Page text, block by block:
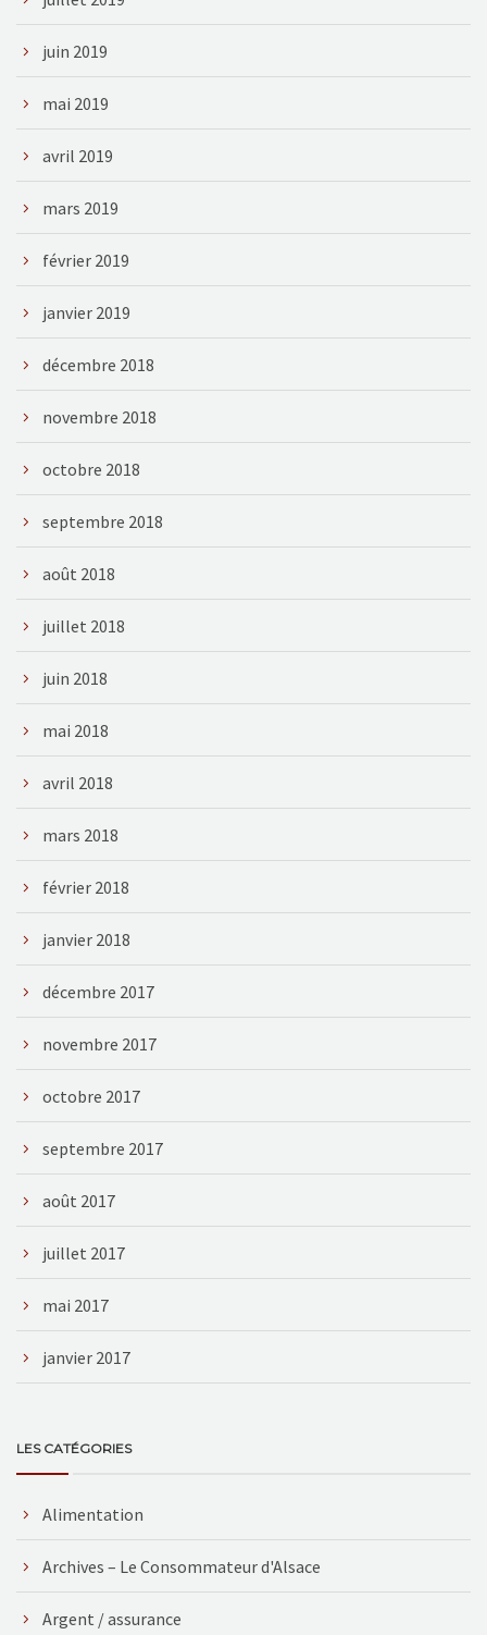
juin 2019
mai 2019
avril 2019
mars 2019
février 2019
janvier 2019
décembre 2018
novembre 2018
octobre 2018
septembre 2018
août 2018
juillet 2018
juin 2018
mai 2018
avril 2018
mars 2018
février 2018
janvier 2018
décembre 2017
novembre 2017
octobre 2017
septembre 2017
août 2017
juillet 2017
mai 2017
janvier 2017
LES CATÉGORIES
Alimentation
Archives – Le Consommateur d'Alsace
Argent / assurance